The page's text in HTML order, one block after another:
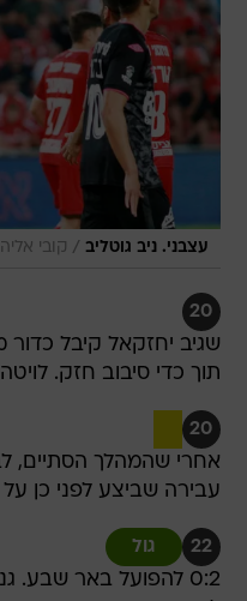
עצבני. ניב גוטליב / קובי אליהו
20
שגיב יחזקאל קיבל
תוך כדי סיבוב חזק.
20
אחרי שהמהלך הסתיים,
עבירה שביצע לפני כן על
22 גול
0:2 להפועל באר שבע.